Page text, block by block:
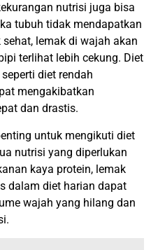
nutrisi juga bisa
tubuh tidak mendapatkan
lemak di wajah akan
terlihat lebih cekung. Diet
diet rendah
mengakibatkan
dan drastis.
untuk mengikuti diet
nutrisi yang diperlukan
kaya protein, lemak
dalam diet harian dapat
wajah yang hilang dan